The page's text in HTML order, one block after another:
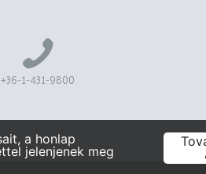
+36-1-431-9800